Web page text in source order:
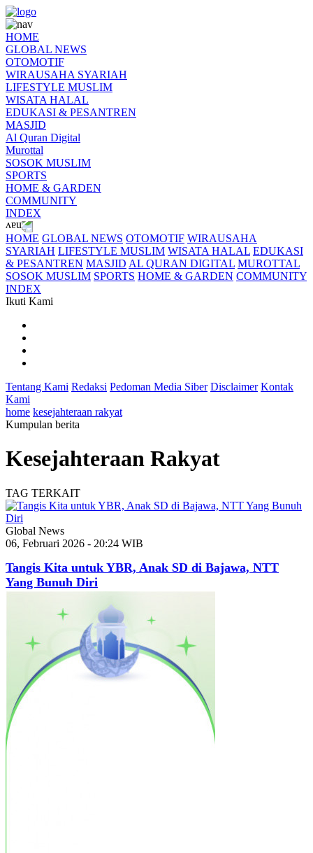
HOME
GLOBAL NEWS
OTOMOTIF
WIRAUSAHA SYARIAH
LIFESTYLE MUSLIM
WISATA HALAL
EDUKASI & PESANTREN
MASJID
Al Quran Digital
Murottal
SOSOK MUSLIM
SPORTS
HOME & GARDEN
COMMUNITY
INDEX
HOME GLOBAL NEWS OTOMOTIF WIRAUSAHA
SYARIAH LIFESTYLE MUSLIM WISATA HALAL EDUKASI
& PESANTREN MASJID AL QURAN DIGITAL MUROTTAL
SOSOK MUSLIM SPORTS HOME & GARDEN COMMUNITY
INDEX
Ikuti Kami
Tentang Kami Redaksi Pedoman Media Siber Disclaimer Kontak
Kami
home kesejahteraan rakyat
Kumpulan berita
Kesejahteraan Rakyat
TAG TERKAIT
Global News
06, Februari 2026 - 20:24 WIB
Tangis Kita untuk YBR, Anak SD di Bajawa, NTT
Yang Bunuh Diri